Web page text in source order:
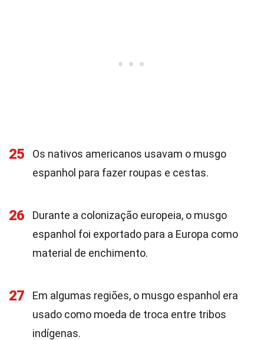
25
Os nativos americanos usavam o musgo
espanhol para fazer roupas e cestas.
26
Durante a colonização europeia, o musgo
espanhol foi exportado para a Europa como
material de enchimento.
27
Em algumas regiões, o musgo espanhol era
usado como moeda de troca entre tribos
indígenas.